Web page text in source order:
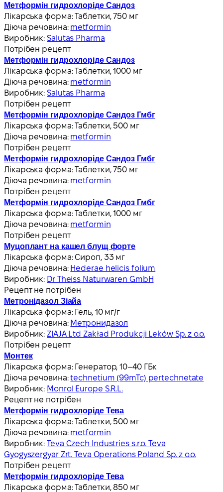
Метформін гидрохлоріде Сандоз
Лікарська форма:Таблетки, 750 мг
Діюча речовина: metformin
Виробник:Salutas Pharma
Потрібен рецепт
Метформін гидрохлоріде Сандоз
Лікарська форма:Таблетки, 1000 мг
Діюча речовина: metformin
Виробник:Salutas Pharma
Потрібен рецепт
Метформін гидрохлоріде Сандоз Гмбг
Лікарська форма:Таблетки, 500 мг
Діюча речовина: metformin
Потрібен рецепт
Метформін гидрохлоріде Сандоз Гмбг
Лікарська форма:Таблетки, 750 мг
Діюча речовина: metformin
Потрібен рецепт
Метформін гидрохлоріде Сандоз Гмбг
Лікарська форма:Таблетки, 1000 мг
Діюча речовина: metformin
Потрібен рецепт
Муцоплант на кашел блущ форте
Лікарська форма:Сироп, 33 мг
Діюча речовина: Hederae helicis folium
Виробник: Dr Theiss Naturwaren GmbH
Рецепт не потрібен
Метронідазол Зіайа
Лікарська форма: Гель, 10 мг/г
Діюча речовина: Метронидазол
Виробник: ZIAJA Ltd Zakład Produkcji Leków Sp. z o.o.
Потрібен рецепт
Монтек
Лікарська форма: Генератор, 10–40 ГБк
Діюча речовина:technetium (99mTc) pertechnetate
Виробник: Monrol Europe S.R.L.
Рецепт не потрібен
Метформін гидрохлоріде Тева
Лікарська форма:Таблетки, 500 мг
Діюча речовина: metformin
Виробник:Teva Czech Industries s.r.o. Teva
Gyogyszergyar Zrt. Teva Operations Poland Sp. z o.o.
Потрібен рецепт
Метформін гидрохлоріде Тева
Лікарська форма:Таблетки, 850 мг